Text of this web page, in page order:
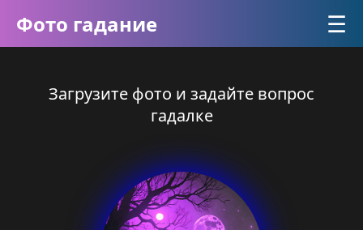
Фото гадание ☰
Загрузите фото и задайте вопрос
гадалке